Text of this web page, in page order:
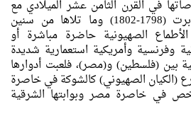
في القرن الثامن عشر الميلادي مع
مجيء حملة نابليون بونابرت (1798-1802) وما تلاها من سنين
الصهيونية حاضرة مباشرة أو
وفرنسية وأمريكية استعمارية شديدة
بين (فلسطين) و(مصر)، فلعبت أدوارها
(الكيان الصهيوني) كالشوكة في خاصرة
في خاصرة مصر وبوابتها الشرقية